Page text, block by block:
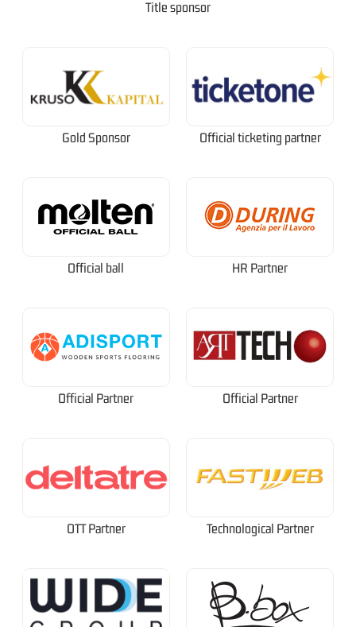
Title sponsor
Gold Sponsor Official ticketing partner
Official ball HR Partner
Official Partner Official Partner
OTT Partner Technological Partner